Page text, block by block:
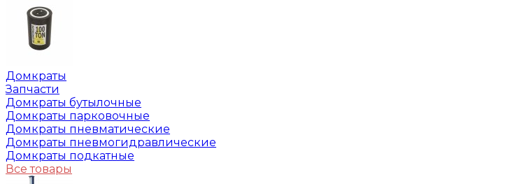
Домкраты
Запчасти
Домкраты бутылочные
Домкраты парковочные
Домкраты пневматические
Домкраты пневмогидравлические
Домкраты подкатные
Все товары